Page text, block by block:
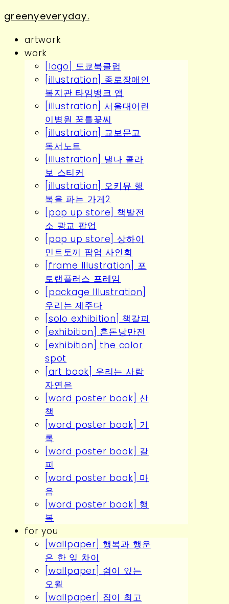
greenyeveryday.
artwork
work
[logo] 도쿄북클럽
[illustration] 종로장애인
복지관 타임뱅크 앱
[illustration] 서울대어린
이병원 꿈틀꽃씨
[illustration] 교보문고
독서노트
[illustration] 낼나 콜라
보 스티커
[illustration] 오키뮤 행
복을 파는 가게2
[pop up store] 책발전
소 광교 팝업
[pop up store] 상하이
민트토끼 팝업 사인회
[frame Illustration] 포
토랩플러스 프레임
[package Illustration]
우리는 제주다
[solo exhibition] 책갈피
[exhibition] 혼돈낭만전
[exhibition] the color
spot
[art book] 우리는 사람
자연은
[word poster book] 산
책
[word poster book] 기
록
[word poster book] 갈
피
[word poster book] 마
음
[word poster book] 행
복
for you
[wallpaper] 행복과 행운
은 한 잎 차이
[wallpaper] 쉼이 있는
오월
[wallpaper] 집이 최고